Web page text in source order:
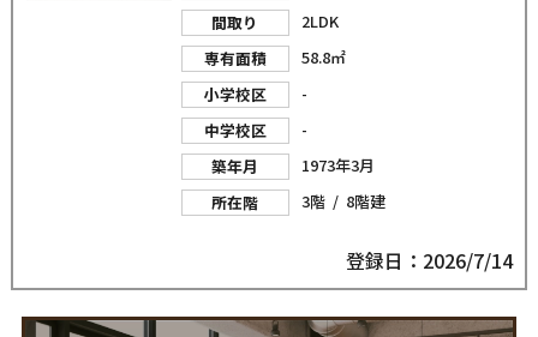
間取り
2LDK
専有面積
58.8㎡
小学校区
-
中学校区
-
築年月
1973年3月
所在階
3階 / 8階建
登録日：2026/7/14